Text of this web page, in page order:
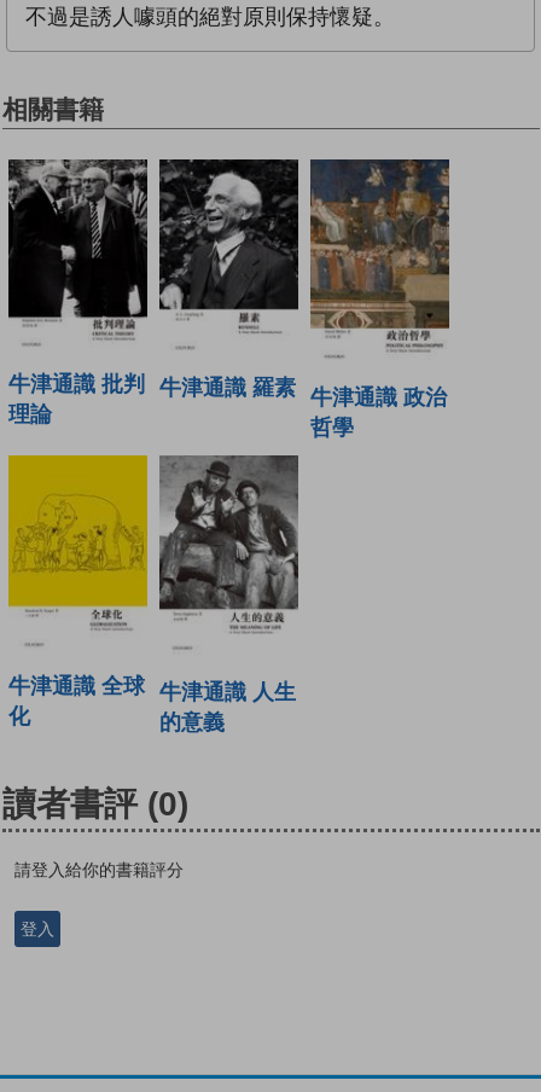
不過是誘人噱頭的絕對原則保持懷疑。
相關書籍
牛津通識 批判
理論
牛津通識 羅素
牛津通識 政治
哲學
牛津通識 全球
化
牛津通識 人生
的意義
讀者書評 (0)
請登入給你的書籍評分
登入